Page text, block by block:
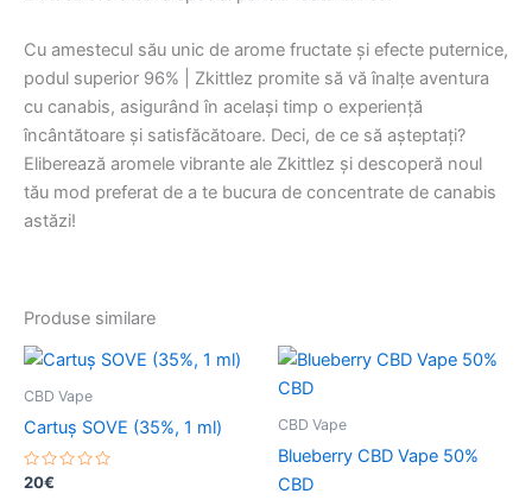
Cu amestecul său unic de arome fructate și efecte puternice,
podul superior 96% | Zkittlez promite să vă înalțe aventura
cu canabis, asigurând în același timp o experiență
încântătoare și satisfăcătoare. Deci, de ce să așteptați?
Eliberează aromele vibrante ale Zkittlez și descoperă noul
tău mod preferat de a te bucura de concentrate de canabis
astăzi!
Produse similare
CBD Vape
Cartuș SOVE (35%, 1 ml)
Evaluat
la
20€
CBD Vape
Blueberry CBD Vape 50%
CBD